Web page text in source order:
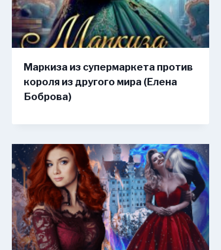
Маркиза из супермаркета против
короля из другого мира (Елена
Боброва)